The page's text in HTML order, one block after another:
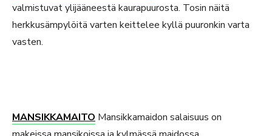
valmistuvat ylijääneestä kaurapuurosta. Tosin näitä
herkkusämpylöitä varten keittelee kyllä puuronkin varta
vasten.
MANSIKKAMAITO Mansikkamaidon salaisuus on